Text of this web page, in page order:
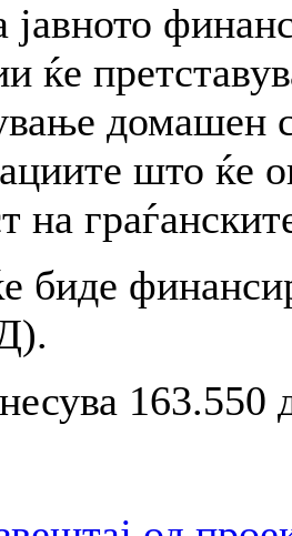
јавното
ќе
домашен
што ќе
на
биде
163.550